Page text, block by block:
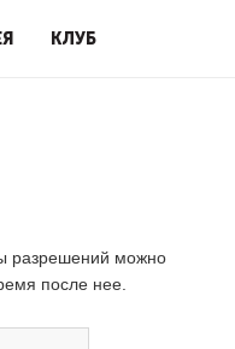
КЛУБ
разрешений можно
после нее.